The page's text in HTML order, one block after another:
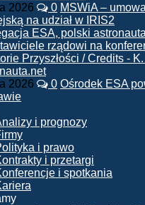
2026 0 MSWiA –
na udział w IRIS2
2026 0 Ośrodek ESA
i prognozy
i prawo
i przetargi
i spotkania